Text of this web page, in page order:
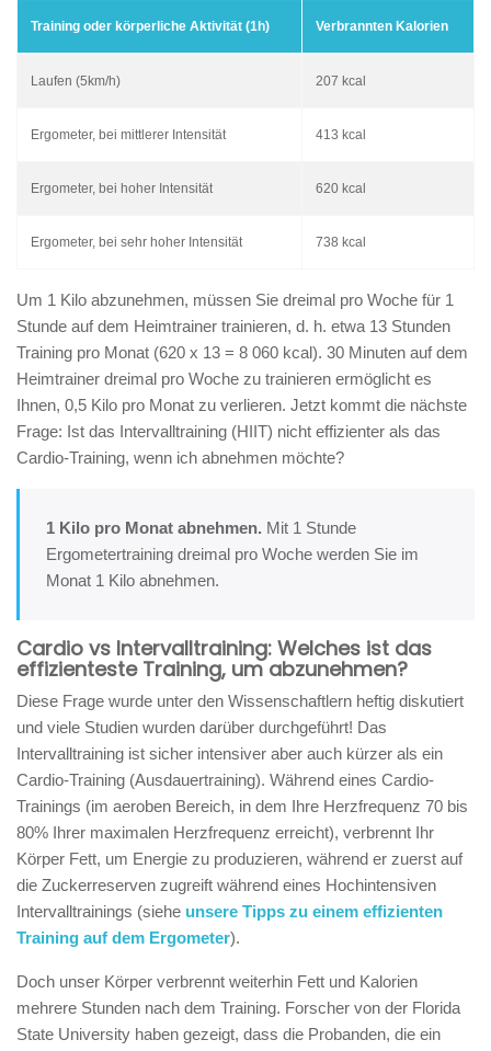
Training oder körperliche Aktivität (1h) Verbrannten Kalorien
Laufen (5km/h) 207 kcal
Ergometer, bei mittlerer Intensität 413 kcal
Ergometer, bei hoher Intensität 620 kcal
Ergometer, bei sehr hoher Intensität 738 kcal
Um 1 Kilo abzunehmen, müssen Sie dreimal pro Woche für 1
Stunde auf dem Heimtrainer trainieren, d. h. etwa 13 Stunden
Training pro Monat (620 x 13 = 8 060 kcal). 30 Minuten auf dem
Heimtrainer dreimal pro Woche zu trainieren ermöglicht es
Ihnen, 0,5 Kilo pro Monat zu verlieren. Jetzt kommt die nächste
Frage: Ist das Intervalltraining (HIIT) nicht effizienter als das
Cardio-Training, wenn ich abnehmen möchte?
1 Kilo pro Monat abnehmen. Mit 1 Stunde
Ergometertraining dreimal pro Woche werden Sie im
Monat 1 Kilo abnehmen.
Cardio vs Intervalltraining: Welches ist das
effizienteste Training, um abzunehmen?
Diese Frage wurde unter den Wissenschaftlern heftig diskutiert
und viele Studien wurden darüber durchgeführt! Das
Intervalltraining ist sicher intensiver aber auch kürzer als ein
Cardio-Training (Ausdauertraining). Während eines Cardio-
Trainings (im aeroben Bereich, in dem Ihre Herzfrequenz 70 bis
80% Ihrer maximalen Herzfrequenz erreicht), verbrennt Ihr
Körper Fett, um Energie zu produzieren, während er zuerst auf
die Zuckerreserven zugreift während eines Hochintensiven
Intervalltrainings (siehe unsere Tipps zu einem effizienten
Training auf dem Ergometer).
Doch unser Körper verbrennt weiterhin Fett und Kalorien
mehrere Stunden nach dem Training. Forscher von der Florida
State University haben gezeigt, dass die Probanden, die ein